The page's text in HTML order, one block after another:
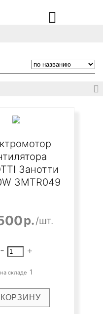


Занотти
3MTR049
р./шт.
- +
1